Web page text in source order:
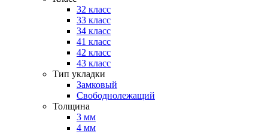
32 класс
33 класс
34 класс
41 класс
42 класс
43 класс
Тип укладки
Замковый
Свободнолежащий
Толщина
3 мм
4 мм